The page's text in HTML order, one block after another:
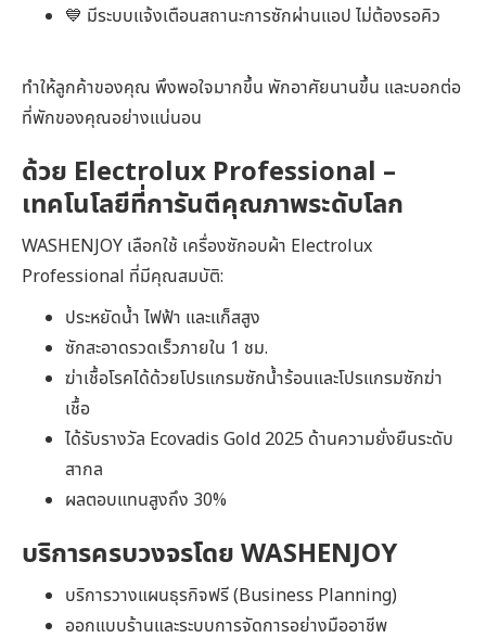
💙 มีระบบแจ้งเตือนสถานะการซักผ่านแอป ไม่ต้องรอคิว
ทำให้ลูกค้าของคุณ พึงพอใจมากขึ้น พักอาศัยนานขึ้น และบอกต่อ
ที่พักของคุณอย่างแน่นอน
ด้วย Electrolux Professional –
เทคโนโลยีที่การันตีคุณภาพระดับโลก
WASHENJOY เลือกใช้ เครื่องซักอบผ้า Electrolux
Professional ที่มีคุณสมบัติ:
ประหยัดน้ำ ไฟฟ้า และแก็สสูง
ซักสะอาดรวดเร็วภายใน 1 ชม.
ฆ่าเชื้อโรคได้ด้วยโปรแกรมซักน้ำร้อนและโปรแกรมซักฆ่า
เชื้อ
ได้รับรางวัล Ecovadis Gold 2025 ด้านความยั่งยืนระดับ
สากล
ผลตอบแทนสูงถึง 30%
บริการครบวงจรโดย WASHENJOY
บริการวางแผนธุรกิจฟรี (Business Planning)
ออกแบบร้านและระบบการจัดการอย่างมืออาชีพ